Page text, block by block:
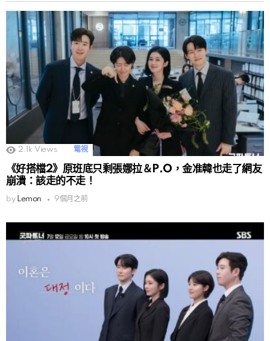
2.1k Views 電視
《好搭檔2》原班底只剩張娜拉＆P.O，金准韓也走了網友
崩潰：該走的不走！
by Lemon 9個月之前